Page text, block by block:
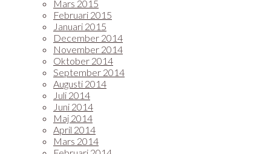
Mars 2015
Februari 2015
Januari 2015
December 2014
November 2014
Oktober 2014
September 2014
Augusti 2014
Juli 2014
Juni 2014
Maj 2014
April 2014
Mars 2014